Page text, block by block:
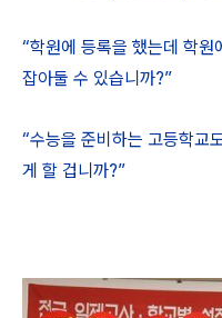
“학원에 등록을 했는데 학원
잡아둘 수 있습니까?”
“수능을 준비하는 고등학교
게 할 겁니까?”